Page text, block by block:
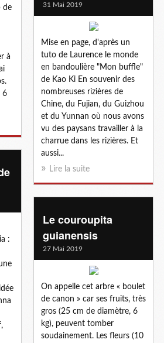
de
à
6
31 Mai 2019
Mise en page, d'après un
tuto de Laurence le monde
en bandoulière "Mon buffle"
de Kao Ki En souvenir des
nombreuses rizières de
Chine, du Fujian, du Guizhou
et du Yunnan où nous avons
vu des paysans travailler à la
charrue dans les rizières. Et
aussi...
Lire la suite
:
Le couroupita
guianensis
27 Mai 2019
On appelle cet arbre « boulet
de canon » car ses fruits, très
gros (25 cm de diamètre, 6
kg), peuvent tomber
soudainement. Les fleurs (10